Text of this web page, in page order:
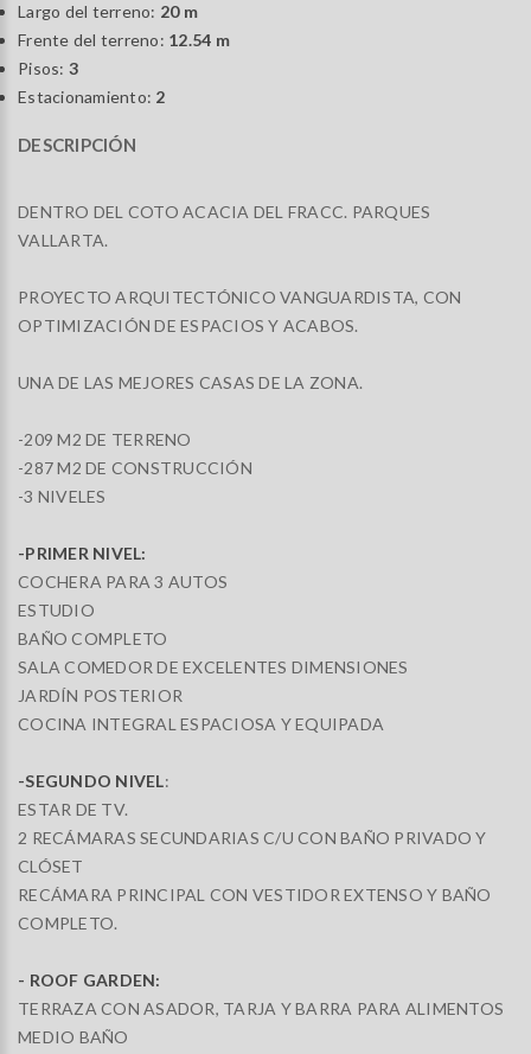
Largo del terreno: 20 m
Frente del terreno: 12.54 m
Pisos: 3
Estacionamiento: 2
DESCRIPCIÓN
DENTRO DEL COTO ACACIA DEL FRACC. PARQUES
VALLARTA.
PROYECTO ARQUITECTÓNICO VANGUARDISTA, CON
OPTIMIZACIÓN DE ESPACIOS Y ACABOS.
UNA DE LAS MEJORES CASAS DE LA ZONA.
-209 M2 DE TERRENO
-287 M2 DE CONSTRUCCIÓN
-3 NIVELES
-PRIMER NIVEL:
COCHERA PARA 3 AUTOS
ESTUDIO
BAÑO COMPLETO
SALA COMEDOR DE EXCELENTES DIMENSIONES
JARDÍN POSTERIOR
COCINA INTEGRAL ESPACIOSA Y EQUIPADA
-SEGUNDO NIVEL:
ESTAR DE TV.
2 RECÁMARAS SECUNDARIAS C/U CON BAÑO PRIVADO Y
CLÓSET
RECÁMARA PRINCIPAL CON VESTIDOR EXTENSO Y BAÑO
COMPLETO.
- ROOF GARDEN:
TERRAZA CON ASADOR, TARJA Y BARRA PARA ALIMENTOS
MEDIO BAÑO